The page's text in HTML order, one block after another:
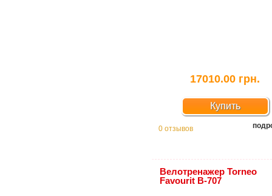
17010.00 грн.
Купить
0 отзывов
Велотренажер Torneo
Favourit B-707